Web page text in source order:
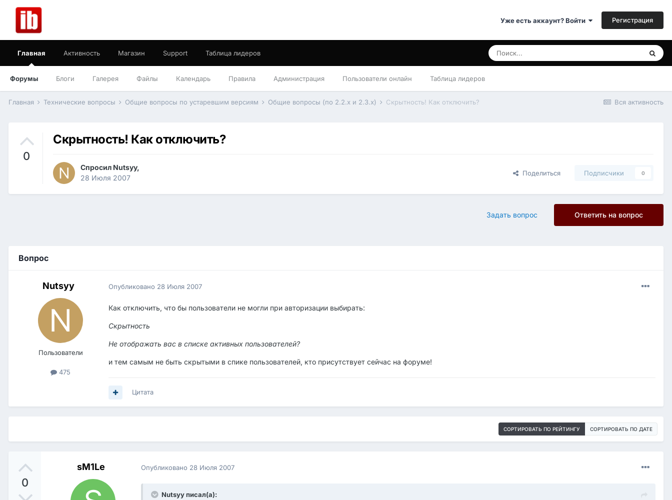
Уже есть аккаунт? Войти Регистрация
Главная
Форумы Блоги Галерея Файлы Календарь Правила Администрация Пользователи онлайн Таблица лидеров
Активность Магазин Support Таблица лидеров
Вся активность
Главная Технические вопросы Общие вопросы по устаревшим версиям Общие вопросы (по 2.2.x и 2.3.x) Скрытность! Как отключить?
0
Скрытность! Как отключить?
Спросил Nutsyy,
28 Июля 2007
Поделиться Подписчики 0
Ответить на вопрос
Задать вопрос
Вопрос
Nutsyy
Пользователи
475
Опубликовано 28 Июля 2007
Как отключить, что бы пользователи не могли при авторизации выбирать:
Скрытность
Не отображать вас в списке активных пользователей?
и тем самым не быть скрытыми в спике пользователей, кто присутствует сейчас на форуме!
Цитата
СОРТИРОВАТЬ ПО РЕЙТИНГУ СОРТИРОВАТЬ ПО ДАТЕ
0
sM1Le Опубликовано 28 Июля 2007
Nutsyy писал(а):